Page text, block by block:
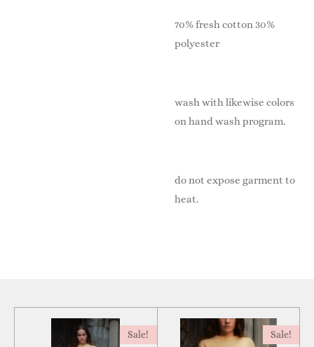
70% fresh cotton 30%
polyester
wash with likewise colors
on hand wash program.
do not expose garment to
heat.
Sale! Sale!